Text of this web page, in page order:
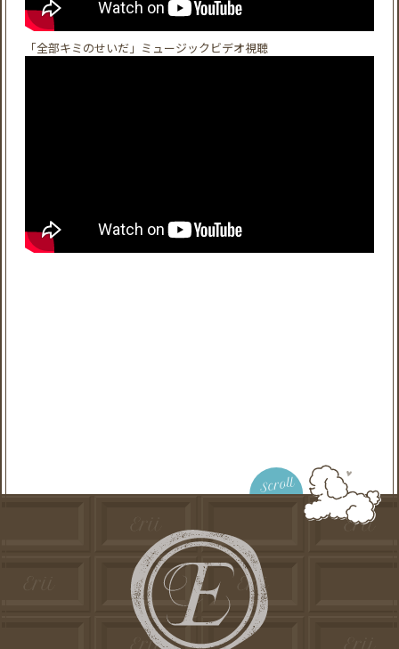
「全部キミのせいだ」ミュージックビデオ視聴
Scroll